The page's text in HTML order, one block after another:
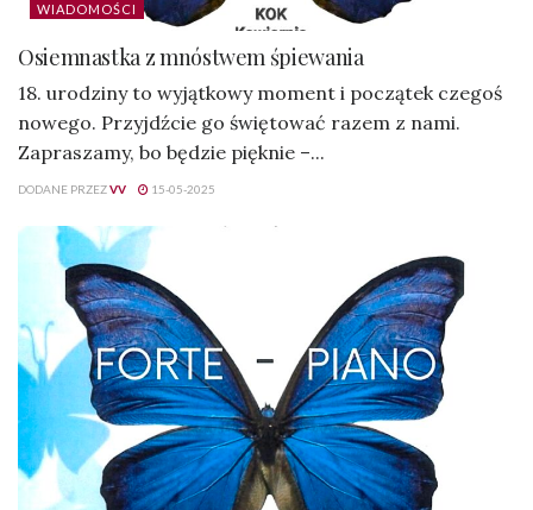
WIADOMOŚCI
Osiemnastka z mnóstwem śpiewania
18. urodziny to wyjątkowy moment i początek czegoś
nowego. Przyjdźcie go świętować razem z nami.
Zapraszamy, bo będzie pięknie –...
DODANE PRZEZVV 15-05-2025